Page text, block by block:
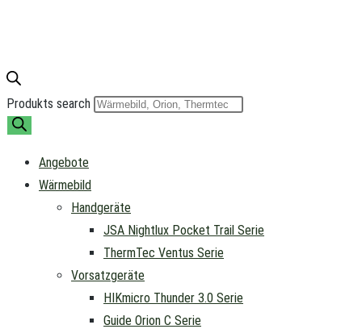
Produkts search
Angebote
Wärmebild
Handgeräte
JSA Nightlux Pocket Trail Serie
ThermTec Ventus Serie
Vorsatzgeräte
HIKmicro Thunder 3.0 Serie
Guide Orion C Serie